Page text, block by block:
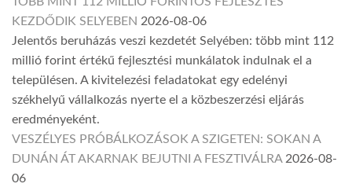
KEZDŐDIK SELYEBEN 2026-08-06
Jelentős beruházás veszi kezdetét Selyében: több mint 112
millió forint értékű fejlesztési munkálatok indulnak el a
településen. A kivitelezési feladatokat egy edelényi
székhelyű vállalkozás nyerte el a közbeszerzési eljárás
eredményeként.
VESZÉLYES PRÓBÁLKOZÁSOK A SZIGETEN: SOKAN A
DUNÁN ÁT AKARNAK BEJUTNI A FESZTIVÁLRA 2026-08-
06